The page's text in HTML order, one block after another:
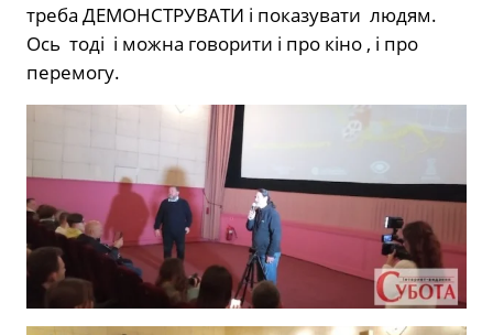
треба ДЕМОНСТРУВАТИ і показувати людям.
Ось тоді і можна говорити і про кіно , і про
перемогу.